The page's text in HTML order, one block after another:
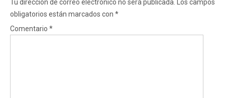
Tu dirección de correo electrónico no será publicada.
Los campos
obligatorios están marcados con *
Comentario *